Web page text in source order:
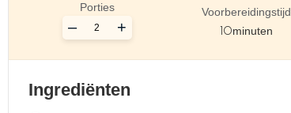
Porties
+
–
Voorbereidingstijd
10minuten
Ingrediënten